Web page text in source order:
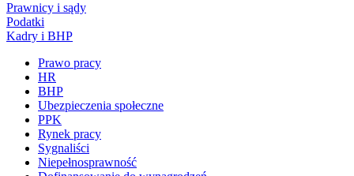
Prawnicy i sądy
Podatki
Kadry i BHP
Prawo pracy
HR
BHP
Ubezpieczenia społeczne
PPK
Rynek pracy
Sygnaliści
Niepełnosprawność